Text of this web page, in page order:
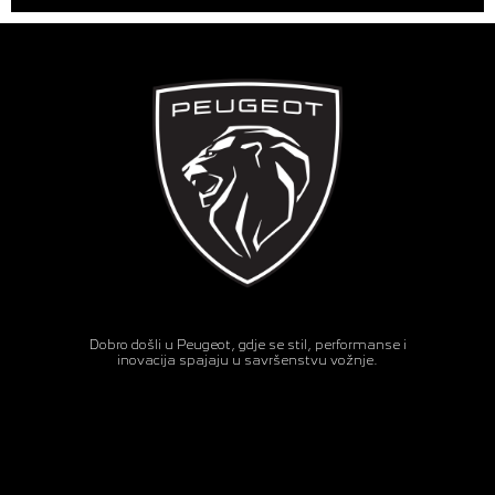
Dobro došli u Peugeot, gdje se stil, performanse i
inovacija spajaju u savršenstvu vožnje.